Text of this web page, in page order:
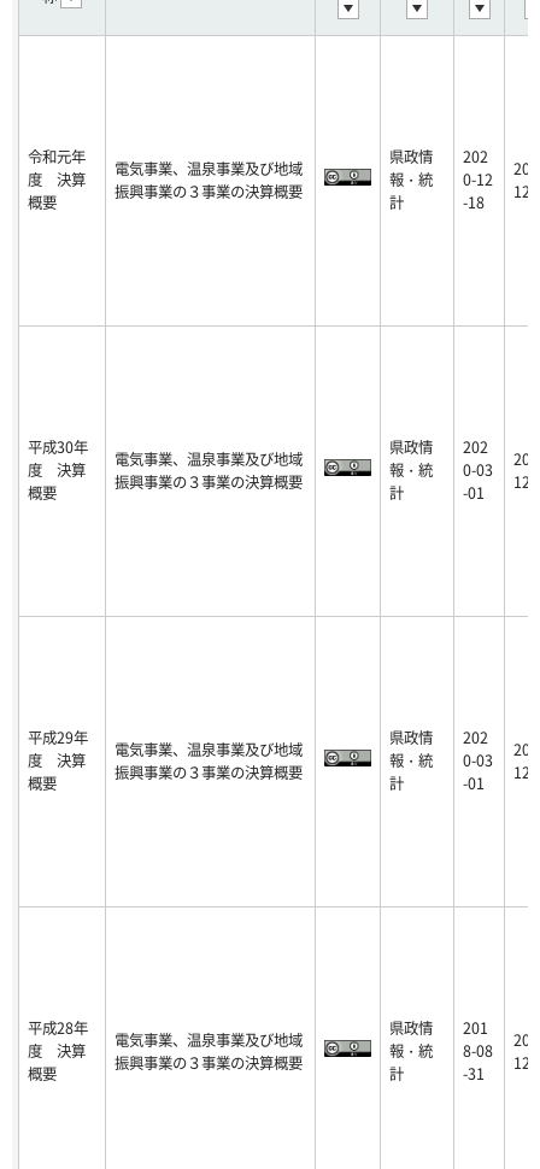
令和元年
度 決算
概要
電気事業、温泉事業及び地域
振興事業の３事業の決算概要
県政情
報・統
計
202
0-12
-18
12-
平成30年
度 決算
概要
電気事業、温泉事業及び地域
振興事業の３事業の決算概要
県政情
報・統
計
202
0-03
-01
12-
平成29年
度 決算
概要
電気事業、温泉事業及び地域
振興事業の３事業の決算概要
県政情
報・統
計
202
0-03
-01
12-
平成28年
度 決算
概要
電気事業、温泉事業及び地域
振興事業の３事業の決算概要
県政情
報・統
計
201
8-08
-31
12-